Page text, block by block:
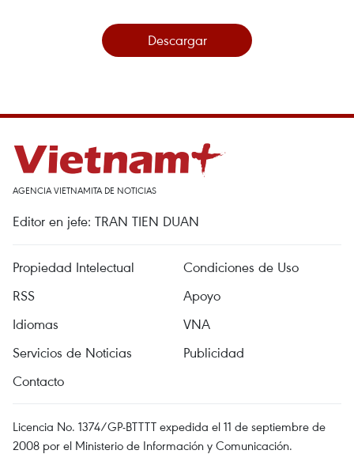
Descargar
AGENCIA VIETNAMITA DE NOTICIAS
Editor en jefe: TRAN TIEN DUAN
Propiedad Intelectual
Condiciones de Uso
RSS
Apoyo
Idiomas
VNA
Servicios de Noticias
Publicidad
Contacto
Licencia No. 1374/GP-BTTTT expedida el 11 de septiembre de
2008 por el Ministerio de Información y Comunicación.